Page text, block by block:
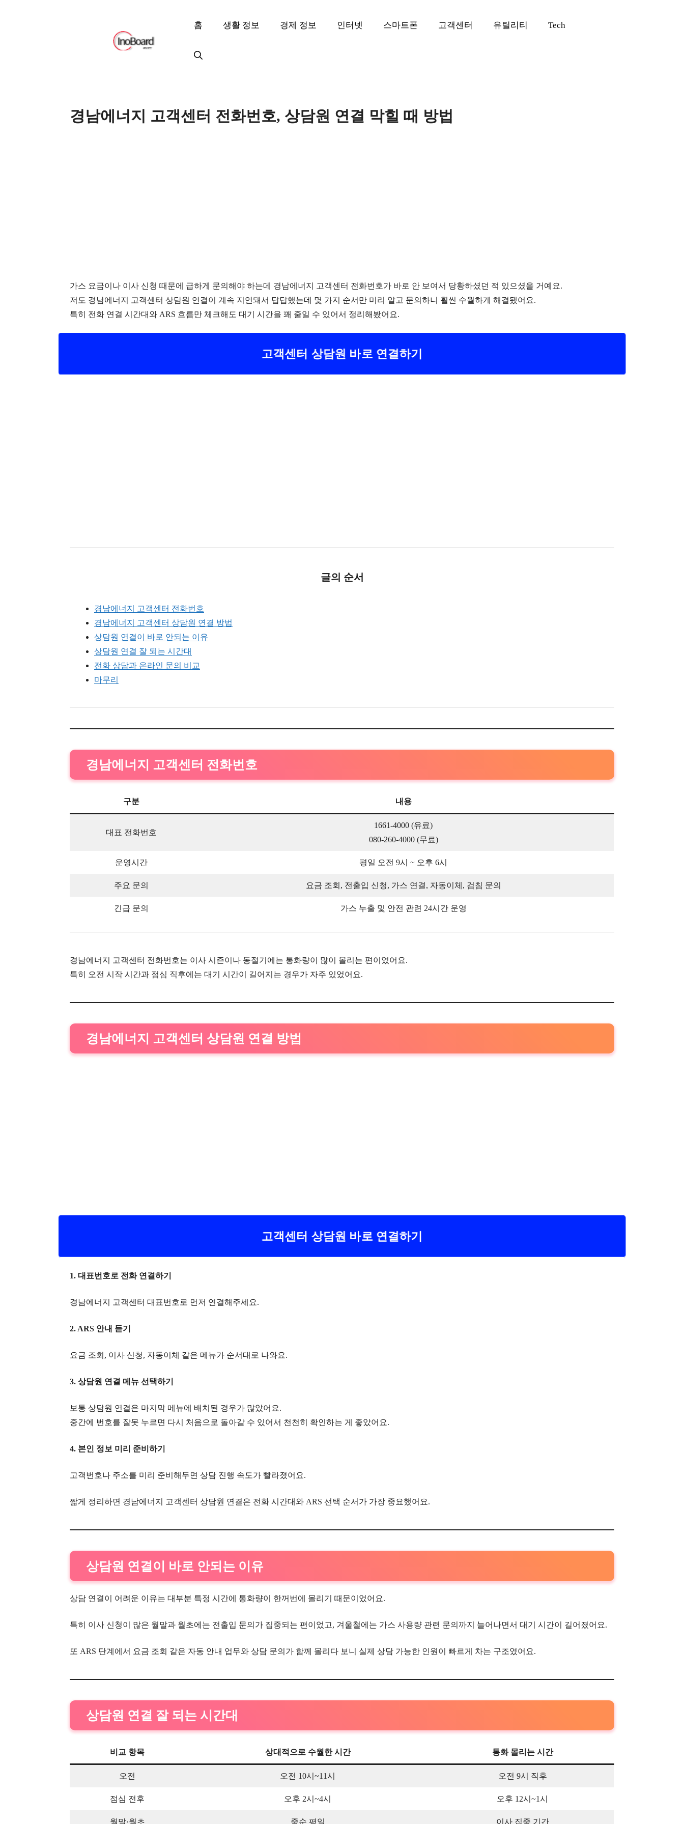
홈 생활 정보 경제 정보 인터넷 스마트폰 고객센터 유틸리티 Tech
경남에너지 고객센터 전화번호, 상담원 연결 막힐 때 방법
가스 요금이나 이사 신청 때문에 급하게 문의해야 하는데 경남에너지 고객센터 전화번호가 바로 안 보여서 당황하셨던 적 있으셨을 거예요.
저도 경남에너지 고객센터 상담원 연결이 계속 지연돼서 답답했는데 몇 가지 순서만 미리 알고 문의하니 훨씬 수월하게 해결됐어요.
특히 전화 연결 시간대와 ARS 흐름만 체크해도 대기 시간을 꽤 줄일 수 있어서 정리해봤어요.
고객센터 상담원 바로 연결하기
글의 순서
경남에너지 고객센터 전화번호
경남에너지 고객센터 상담원 연결 방법
상담원 연결이 바로 안되는 이유
상담원 연결 잘 되는 시간대
전화 상담과 온라인 문의 비교
마무리
경남에너지 고객센터 전화번호
구분 내용
대표 전화번호
1661-4000 (유료)
080-260-4000 (무료)
운영시간 평일 오전 9시 ~ 오후 6시
주요 문의 요금 조회, 전출입 신청, 가스 연결, 자동이체, 검침 문의
긴급 문의 가스 누출 및 안전 관련 24시간 운영
경남에너지 고객센터 전화번호는 이사 시즌이나 동절기에는 통화량이 많이 몰리는 편이었어요.
특히 오전 시작 시간과 점심 직후에는 대기 시간이 길어지는 경우가 자주 있었어요.
경남에너지 고객센터 상담원 연결 방법
고객센터 상담원 바로 연결하기
1. 대표번호로 전화 연결하기
경남에너지 고객센터 대표번호로 먼저 연결해주세요.
2. ARS 안내 듣기
요금 조회, 이사 신청, 자동이체 같은 메뉴가 순서대로 나와요.
3. 상담원 연결 메뉴 선택하기
보통 상담원 연결은 마지막 메뉴에 배치된 경우가 많았어요.
중간에 번호를 잘못 누르면 다시 처음으로 돌아갈 수 있어서 천천히 확인하는 게 좋았어요.
4. 본인 정보 미리 준비하기
고객번호나 주소를 미리 준비해두면 상담 진행 속도가 빨라졌어요.
짧게 정리하면 경남에너지 고객센터 상담원 연결은 전화 시간대와 ARS 선택 순서가 가장 중요했어요.
상담원 연결이 바로 안되는 이유
상담 연결이 어려운 이유는 대부분 특정 시간에 통화량이 한꺼번에 몰리기 때문이었어요.
특히 이사 신청이 많은 월말과 월초에는 전출입 문의가 집중되는 편이었고, 겨울철에는 가스 사용량 관련 문의까지 늘어나면서 대기 시간이 길어졌어요.
또 ARS 단계에서 요금 조회 같은 자동 안내 업무와 상담 문의가 함께 몰리다 보니 실제 상담 가능한 인원이 빠르게 차는 구조였어요.
상담원 연결 잘 되는 시간대
비교 항목 상대적으로 수월한 시간 통화 몰리는 시간
오전 오전 10시~11시 오전 9시 직후
점심 전후 오후 2시~4시 오후 12시~1시
월말·월초 중순 평일 이사 집중 기간